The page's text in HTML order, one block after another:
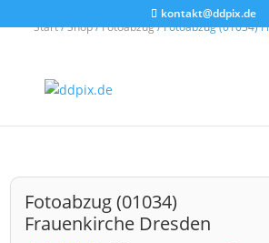
kontakt@ddpix.de
Start/Shop/Fotoabzug/ Fotoabzug (01034)
Fotoabzug (01034)
Frauenkirche Dresden